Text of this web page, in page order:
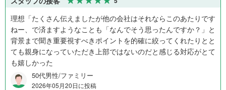
理想「たくさん伝えましたが他の会社はそれならこのあたりです
ねー、で済ますようなことも「なんでそう思ったんですか？」と
背景まで聞き重要視すべきポイントを的確に絞ってくれたりとと
ても親身になっていただき上部ではないのだと感じる対応がとて
も嬉しかった
50代男性/ファミリー
2026年05月20日に投稿